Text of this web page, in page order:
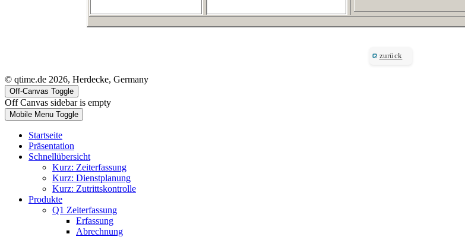
zurück
© qtime.de 2026, Herdecke, Germany
Off-Canvas Toggle
Off Canvas sidebar is empty
Mobile Menu Toggle
Startseite
Präsentation
Schnellübersicht
Kurz: Zeiterfassung
Kurz: Dienstplanung
Kurz: Zutrittskontrolle
Produkte
Q1 Zeiterfassung
Erfassung
Abrechnung